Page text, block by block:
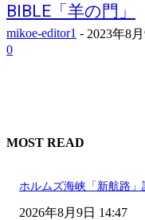
BIBLE「羊の門」
mikoe-editor1 - 2023年8
0
MOST READ
ホルムズ海峡「新航路
2026年8月9日 14:47